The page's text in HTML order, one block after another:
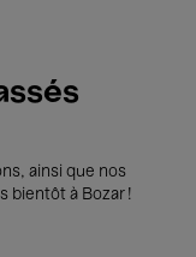
ainsi que nos
bientôt à Bozar !